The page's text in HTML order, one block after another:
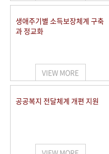
생애주기별 소득보장체계 구축
과 정교화
VIEW MORE
공공복지 전달체계 개편 지원